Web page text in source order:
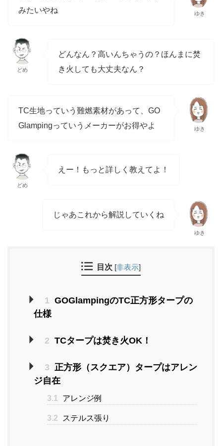
みたいやね
ゆき
どめ
どんなん？高いんちゃうの？ほんまに焚
き火しても大丈夫なん？
TC生地っていう難燃素材があって、GO
Glampingっていうメーカーがお得やよ
ゆき
どめ
えー！もっと詳しく教えてよ！
じゃあこれから解説していくね
ゆき
目次 [非表示]
1 GOGlampingのTC正方形タープの
仕様
2 TCタープは焚き火OK！
3 正方形（スクエア）タープはアレン
ジ自在
3.1 アレンジ例
3.2 ステルス張り